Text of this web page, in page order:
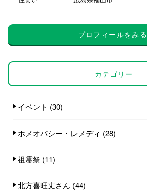
プロフィールをみる
カテゴリー
イベント (30)
ホメオパシー・レメディ (28)
祖霊祭 (11)
北方喜旺丈さん (44)